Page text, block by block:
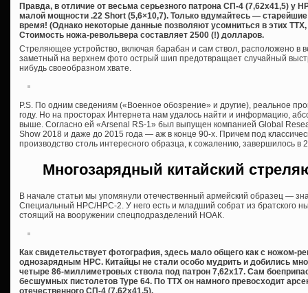
Правда, в отличие от весьма серьезного патрона СП-4 (7,62х41,5) у
малой мощности .22 Short (5,6×10,7). Только вдумайтесь —
время! (Однако некоторые данные позволяют усомниться в этих
Стоимость ножа-револьвера составляет 2500 (!) долларов.
Стреляющее устройство, включая барабан и сам ствол, расположено в
заметный на верхнем фото острый шип предотвращает случайный
нибудь своеобразном хвате.
P.S. По одним сведениям («Военное обозрение» и другие), реальное
году. Но на просторах Интернета нам удалось найти и информацию,
выше. Согласно ей «Аrsenal RS-1» был выпущен компанией Global
Show 2018 и даже до 2015 года — аж в конце 90-х. Причем под
производство столь интересного образца, к сожалению, завершилось в
Многозарядный китайский
В начале статьи мы упомянули отечественный армейский образец —
Специальный НРС/НРС-2. У него есть и младший собрат из братского
стоящий на вооружении спецподразделений НОАК.
Как свидетельствует фотография, здесь мало общего как с ножом-
однозарядным НРС. Китайцы не стали особо мудрить и добились
четыре 86-миллиметровых ствола под патрон 7,62х17. Сам
бесшумных пистолетов Type 64. По ТТХ он намного превосходит